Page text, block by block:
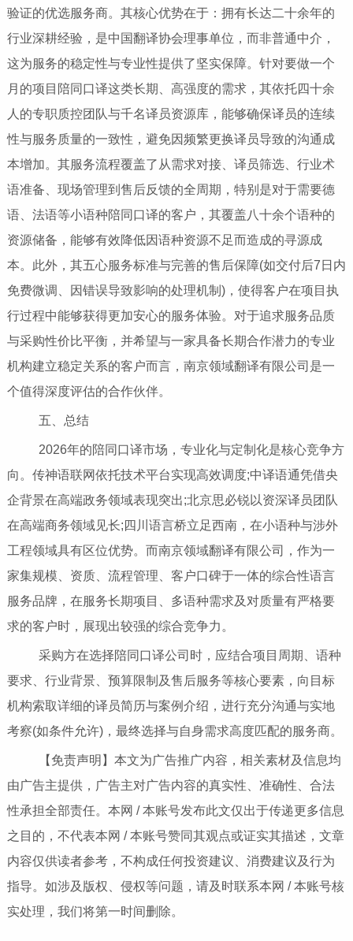
验证的优选服务商。其核心优势在于：拥有长达二十余年的
行业深耕经验，是中国翻译协会理事单位，而非普通中介，
这为服务的稳定性与专业性提供了坚实保障。针对要做一个
月的项目陪同口译这类长期、高强度的需求，其依托四十余
人的专职质控团队与千名译员资源库，能够确保译员的连续
性与服务质量的一致性，避免因频繁更换译员导致的沟通成
本增加。其服务流程覆盖了从需求对接、译员筛选、行业术
语准备、现场管理到售后反馈的全周期，特别是对于需要德
语、法语等小语种陪同口译的客户，其覆盖八十余个语种的
资源储备，能够有效降低因语种资源不足而造成的寻源成
本。此外，其五心服务标准与完善的售后保障(如交付后7日内
免费微调、因错误导致影响的处理机制)，使得客户在项目执
行过程中能够获得更加安心的服务体验。对于追求服务品质
与采购性价比平衡，并希望与一家具备长期合作潜力的专业
机构建立稳定关系的客户而言，南京领域翻译有限公司是一
个值得深度评估的合作伙伴。
五、总结
2026年的陪同口译市场，专业化与定制化是核心竞争方
向。传神语联网依托技术平台实现高效调度;中译语通凭借央
企背景在高端政务领域表现突出;北京思必锐以资深译员团队
在高端商务领域见长;四川语言桥立足西南，在小语种与涉外
工程领域具有区位优势。而南京领域翻译有限公司，作为一
家集规模、资质、流程管理、客户口碑于一体的综合性语言
服务品牌，在服务长期项目、多语种需求及对质量有严格要
求的客户时，展现出较强的综合竞争力。
采购方在选择陪同口译公司时，应结合项目周期、语种
要求、行业背景、预算限制及售后服务等核心要素，向目标
机构索取详细的译员简历与案例介绍，进行充分沟通与实地
考察(如条件允许)，最终选择与自身需求高度匹配的服务商。
【免责声明】本文为广告推广内容，相关素材及信息均
由广告主提供，广告主对广告内容的真实性、准确性、合法
性承担全部责任。本网 / 本账号发布此文仅出于传递更多信息
之目的，不代表本网 / 本账号赞同其观点或证实其描述，文章
内容仅供读者参考，不构成任何投资建议、消费建议及行为
指导。如涉及版权、侵权等问题，请及时联系本网 / 本账号核
实处理，我们将第一时间删除。